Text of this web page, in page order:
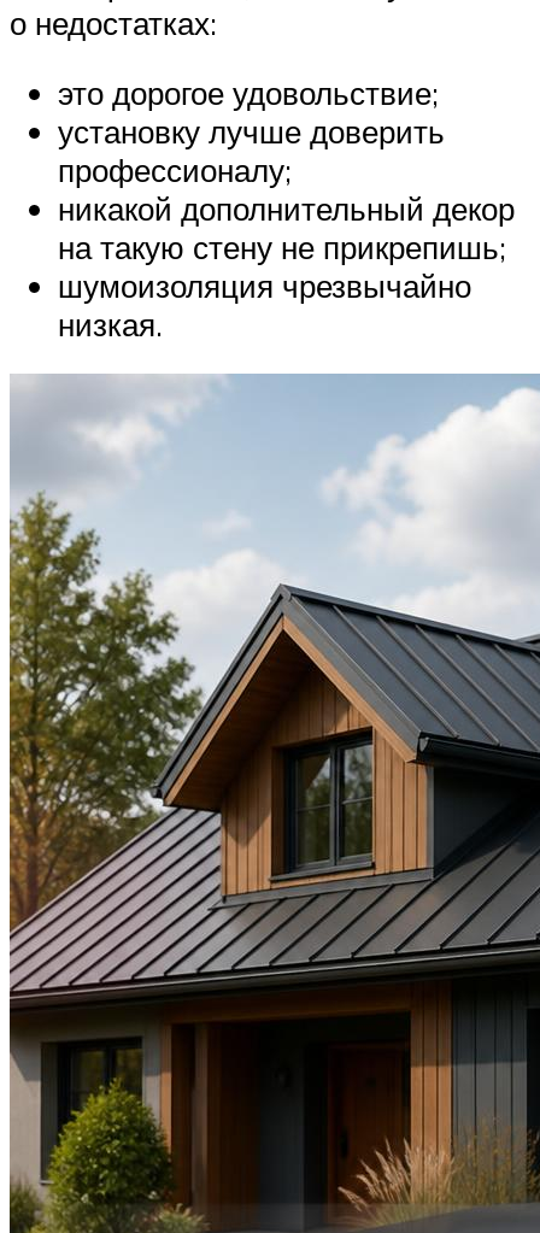
о недостатках:
это дорогое удовольствие;
установку лучше доверить
профессионалу;
никакой дополнительный декор
на такую стену не прикрепишь;
шумоизоляция чрезвычайно
низкая.